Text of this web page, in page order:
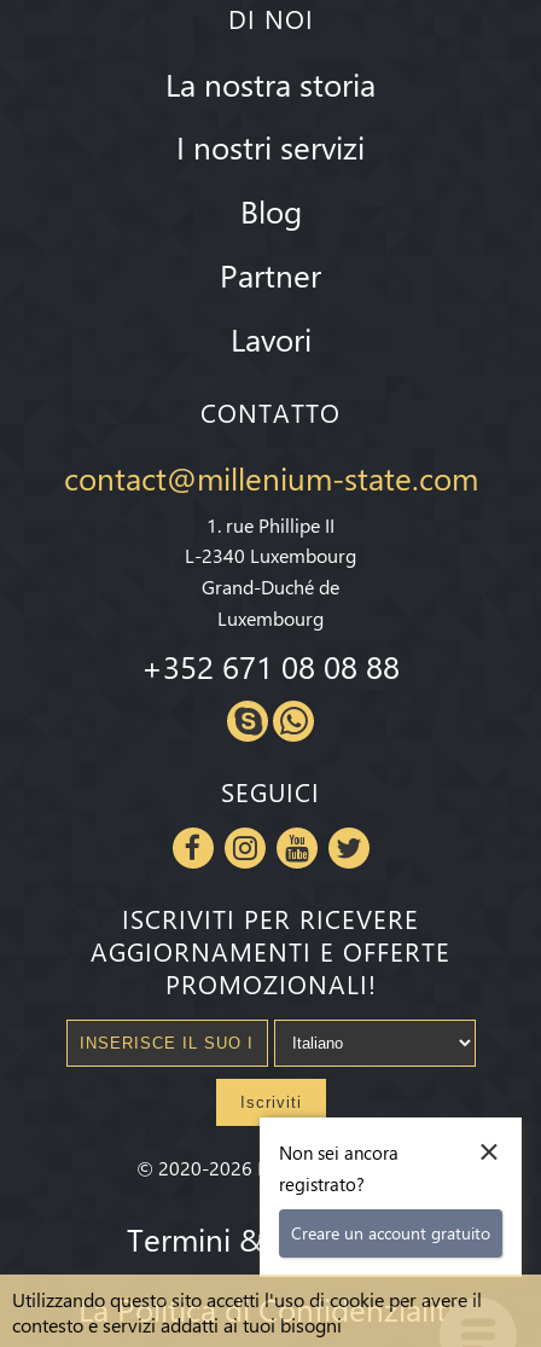
Utilizzando questo sito accetti l'uso di cookie per avere il
contesto e servizi addatti ai tuoi bisogni
DI NOI
La nostra storia
I nostri servizi
Blog
Partner
Lavori
CONTATTO
contact@millenium-state.com
1. rue Phillipe II
L-2340 Luxembourg
Grand-Duché de
Luxembourg
+352 671 08 08 88
SEGUICI
ISCRIVITI PER RICEVERE
AGGIORNAMENTI E OFFERTE
PROMOZIONALI!
Iscriviti
© 2020-2026 Millenium State®
Termini & condizioni
La Politica di Confidenzialità
×
Non sei ancora
registrato?
Creare un account gratuito